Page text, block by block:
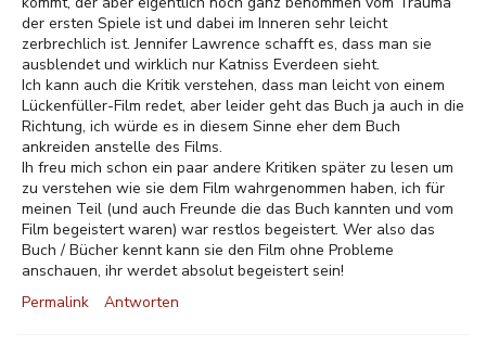
der ersten Spiele ist und dabei im Inneren sehr leicht
zerbrechlich ist. Jennifer Lawrence schafft es, dass man sie
ausblendet und wirklich nur Katniss Everdeen sieht.
Ich kann auch die Kritik verstehen, dass man leicht von einem
Lückenfüller-Film redet, aber leider geht das Buch ja auch in die
Richtung, ich würde es in diesem Sinne eher dem Buch
ankreiden anstelle des Films.
Ih freu mich schon ein paar andere Kritiken später zu lesen um
zu verstehen wie sie dem Film wahrgenommen haben, ich für
meinen Teil (und auch Freunde die das Buch kannten und vom
Film begeistert waren) war restlos begeistert. Wer also das
Buch / Bücher kennt kann sie den Film ohne Probleme
anschauen, ihr werdet absolut begeistert sein!
Permalink
Antworten